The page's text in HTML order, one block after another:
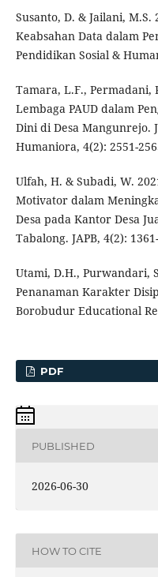
Susanto, D. & Jailani,
Keabsahan Data dalam
Pendidikan Sosial &
Tamara, L.F., Permadani,
Lembaga PAUD dalam
Dini di Desa Mangunrejo.
Humaniora, 4(2): 2551-
Ulfah, H. & Subadi, W.
Motivator dalam
Desa pada Kantor Desa
Tabalong. JAPB, 4(2):
Utami, D.H., Purwandari,
Penanaman Karakter
Borobudur Educational
PDF
PUBLISHED
2026-06-30
HOW TO CITE